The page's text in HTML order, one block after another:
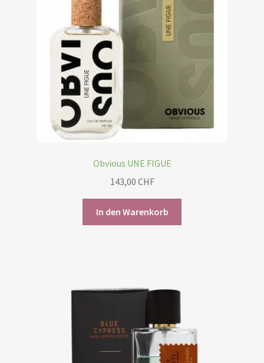
Obvious UNE FIGUE
143,00 CHF
In den Warenkorb